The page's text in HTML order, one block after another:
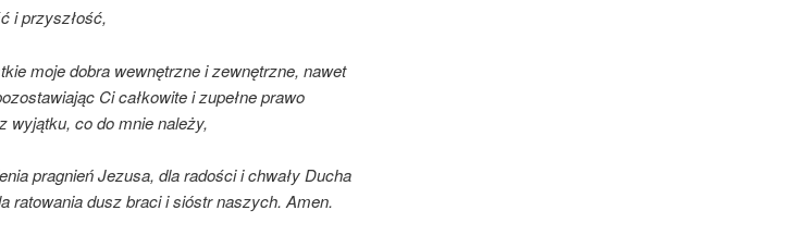
i przyszłość,
moje dobra wewnętrzne i zewnętrzne, nawet
Ci całkowite i zupełne prawo
wyjątku, co do mnie należy,
pragnień Jezusa, dla radości i chwały Ducha
ratowania dusz braci i sióstr naszych. Amen.